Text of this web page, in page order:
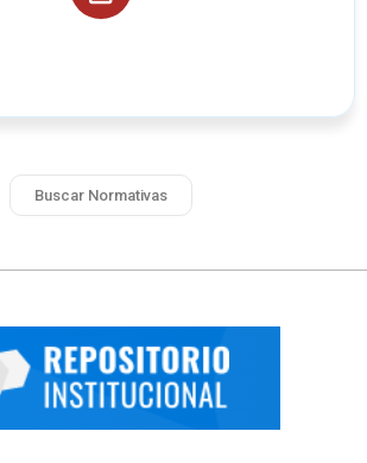
Buscar Normativas